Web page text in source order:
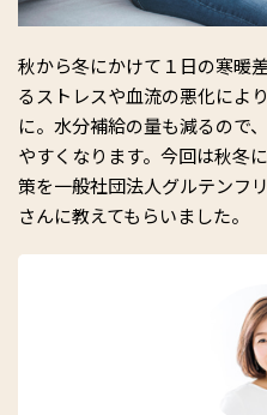
秋から冬にかけて１日の寒暖
るストレスや血流の悪化によ
に。水分補給の量も減るので
やすくなります。今回は秋冬
策を一般社団法人グルテンフ
さんに教えてもらいました。